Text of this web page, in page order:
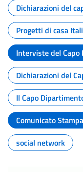
Dichiarazioni del
Progetti di casa
Interviste del
Dichiarazioni del
Il Capo
Comunicato Stampa
social network